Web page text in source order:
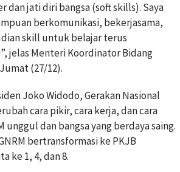
dan jati diri bangsa (soft skills). Saya
berkomunikasi, bekerjasama,
skill untuk belajar terus
jelas Menteri Koordinator Bidang
(27/12).
Joko Widodo, Gerakan Nasional
cara pikir, cara kerja, dan cara
dan bangsa yang berdaya saing.
bertransformasi ke PKJB
ke 1, 4, dan 8.